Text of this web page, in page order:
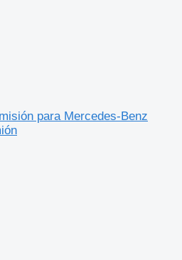
para Mercedes-Benz